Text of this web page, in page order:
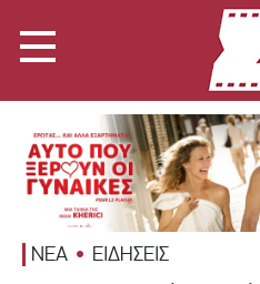
ΝΕΑ ΕΙΔΗΣΕΙΣ